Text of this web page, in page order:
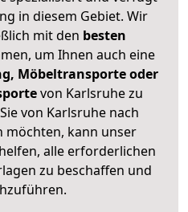
in diesem Gebiet. Wir
mit den besten
um Ihnen auch eine
Möbeltransporte oder
von Karlsruhe zu
von Karlsruhe nach
möchten, kann unser
alle erforderlichen
zu beschaffen und